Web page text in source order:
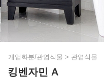
개업화분/관엽식물 > 관엽식물
킹벤자민 A